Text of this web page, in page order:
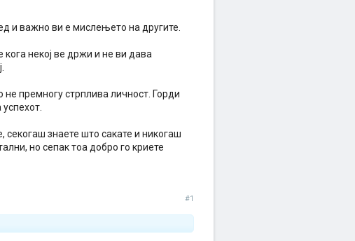
и важно ви е мислењето на другите.
кога некој ве држи и не ви дава
премногу стрплива личност. Горди
секогаш знаете што сакате и никогаш
но сепак тоа добро го криете
#1